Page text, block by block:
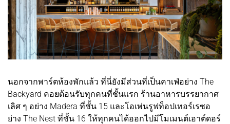
นอกจากพาร์ตห้องพักแล้ว ที่นี่ยังมีส่วนที่เป็นคาเฟ่อย่าง The
Backyard คอยต้อนรับทุกคนที่ชั้นแรก ร้านอาหารบรรยากาศ
เลิศ ๆ อย่าง Madera ที่ชั้น 15 และโอเพ่นรูฟท็อปเทอร์เรซอ
ย่าง The Nest ที่ชั้น 16 ให้ทุกคนได้ออกไปมีโมเมนต์เอาต์ดอร์